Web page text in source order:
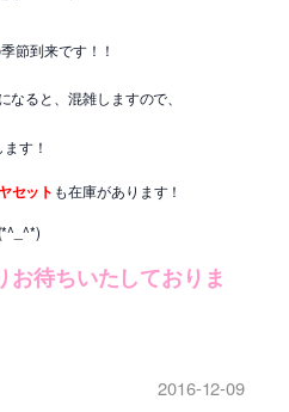
節到来です！！
ると、混雑しますので、
す！
セット も在庫があります！
お待ちいたしておりま
2016-12-09